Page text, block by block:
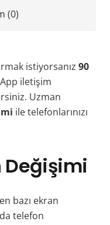
(0)
istiyorsanız 90
iletişim
Uzman
ile telefonlarınızı
Değişimi
bazı ekran
telefon